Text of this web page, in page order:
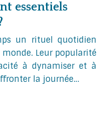
essentiels
un rituel quotidien
Leur popularité
à dynamiser et à
la journée…